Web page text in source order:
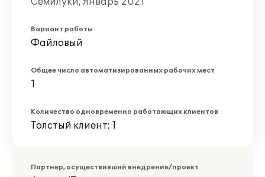
Вариант работы
Файловый
Общее число автоматизированных рабочих мест
1
Количество одновременно работающих клиентов
Толстый клиент: 1
Партнер, осуществивший внедрение/проект